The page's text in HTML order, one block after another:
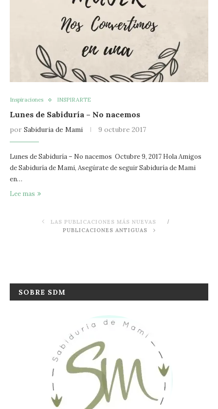
Inspiraciones INSPIRARTE
Lunes de Sabiduría – No nacemos
por Sabiduria de Mami 9 octubre 2017
Lunes de Sabiduría – No nacemos Octubre 9, 2017 Hola Amigos
de Sabiduría de Mami, Asegúrate de seguir Sabiduría de Mami
en…
Lee mas
LAS PUBLICACIONES MÁS NUEVAS
PUBLICACIONES ANTIGUAS
SOBRE SDM